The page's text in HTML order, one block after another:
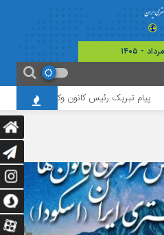
پیام تبریک رئیس کانون وکلای چهارمحال و